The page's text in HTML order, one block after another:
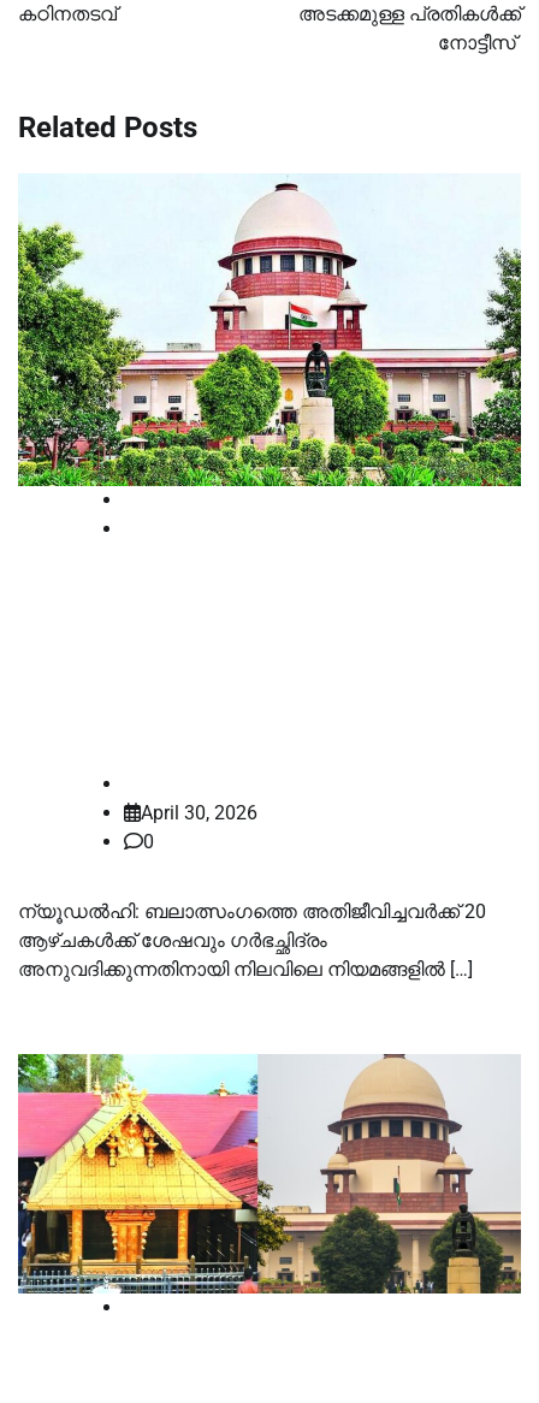
കഠിനതടവ്
അടക്കമുള്ള പ്രതികള്‍ക്ക്
നോട്ടീസ് ‌
Related Posts
April 30, 2026
0
ന്യൂഡൽഹി: ബലാത്സംഗത്തെ അതിജീവിച്ചവർക്ക് 20
ആഴ്ചകൾക്ക് ശേഷവും ഗർഭച്ഛിദ്രം
അനുവദിക്കുന്നതിനായി നിലവിലെ നിയമങ്ങളിൽ […]